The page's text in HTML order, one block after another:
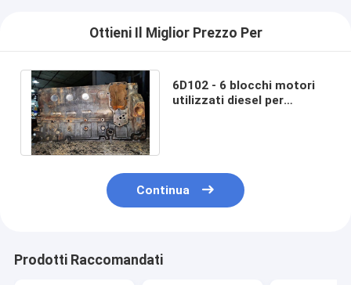
Ottieni Il Miglior Prezzo Per
6D102 - 6 blocchi motori
utilizzati diesel per
Continua
Prodotti Raccomandati